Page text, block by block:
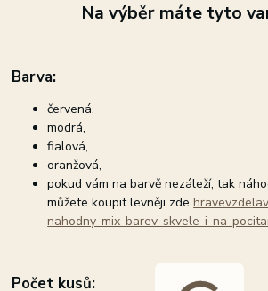
Na výběr máte tyto
Barva:
červená,
modrá,
fialová,
oranžová,
pokud vám na barvě nezáleží, tak
můžete koupit levněji zde
nahodny-mix-barev-skvele-i-na-
Počet kusů: